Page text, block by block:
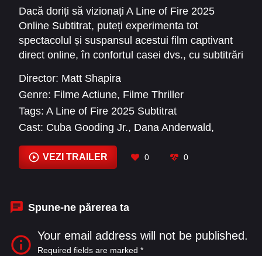
amplifica impactul poveștii, fără a diminua
realismul.
completă, oferind nu doar divertisment, ci și o
explorare a curajului uman în fața pericolului.
Dacă doriți să vizionați A Line of Fire 2025
Online Subtitrat, puteți experimenta tot
spectacolul și suspansul acestui film captivant
direct online, în confortul casei dvs., cu subtitrări
fiecărui moment dramatic.
Director: Matt Shapira
Genre: Filme Actiune, Filme Thriller
Tags: A Line of Fire 2025 Subtitrat
Cast: Cuba Gooding Jr., Dana Anderwald,
White, Gabriel 'G-Rod' Rodriguez, Jason Patric
Katrina Bowden, Mehdi Merali
VEZI TRAILER 0 0
Spune-ne părerea ta
Your email address will not be published.
Required fields are marked *